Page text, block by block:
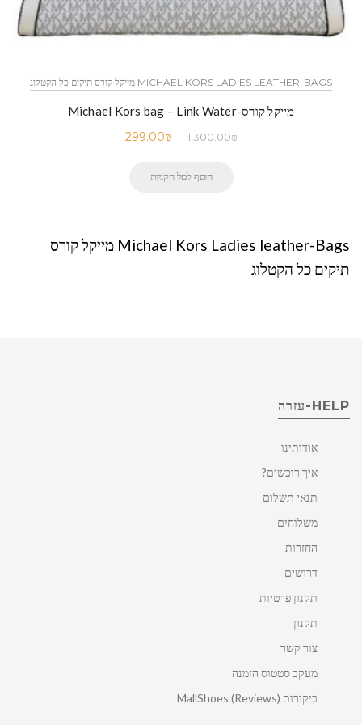
MICHAEL KORS LADIES LEATHER-BAGS מייקל קורס תיקים כל הקטלוג
מייקל קורס-Michael Kors bag – Link Water
1,300.00₪
299.00₪
הוסף לסל הקניות
Michael Kors Ladies leather-Bags מייקל קורס
תיקים כל הקטלוג
HELP-עזרה
אודותינו
איך רוכשים?
תנאי תשלום
משלוחים
החזרות
דרושים
תקנון פרטיות
תקנון
צור קשר
מעקב סטטוס הזמנה
ביקורות MallShoes (Reviews)